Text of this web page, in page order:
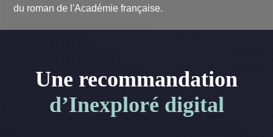
du roman de l'Académie française.
Une recommandation
d’Inexploré digital